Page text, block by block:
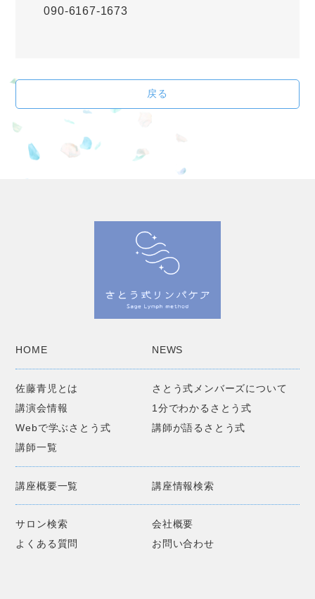
090-6167-1673
戻る
HOME NEWS
佐藤青児とは
さとう式メンバーズについて
講演会情報
1分でわかるさとう式
Webで学ぶさとう式
講師が語るさとう式
講師一覧
講座概要一覧 講座情報検索
サロン検索
会社概要
よくある質問
お問い合わせ